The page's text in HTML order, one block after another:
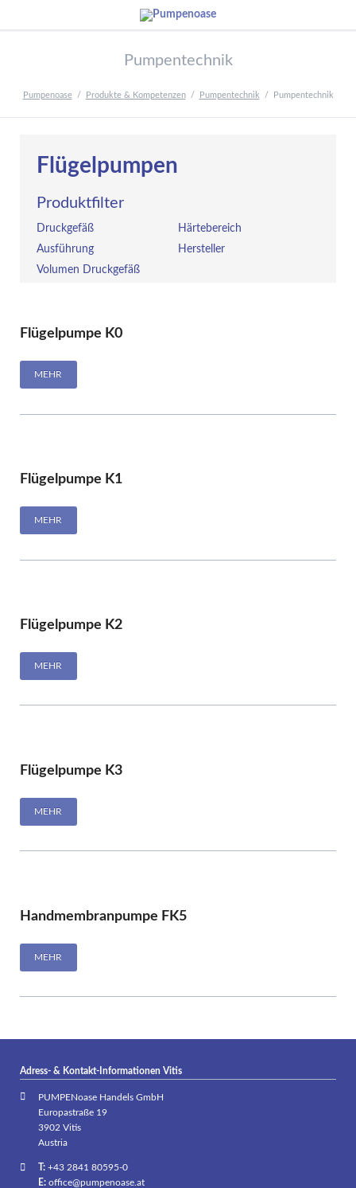
Pumpentechnik
Pumpenoase Produkte & Kompetenzen Pumpentechnik Pumpentechnik
Flügelpumpen
Produktfilter
Druckgefäß
Härtebereich
Ausführung
Hersteller
Volumen Druckgefäß
Flügelpumpe K0
MEHR
Flügelpumpe K1
MEHR
Flügelpumpe K2
MEHR
Flügelpumpe K3
MEHR
Handmembranpumpe FK5
MEHR
Adress- & Kontakt-Informationen Vitis
PUMPENoase Handels GmbH
Europastraße 19
3902 Vitis
Austria
T:+43 2841 80595-0
E: office@pumpenoase.at